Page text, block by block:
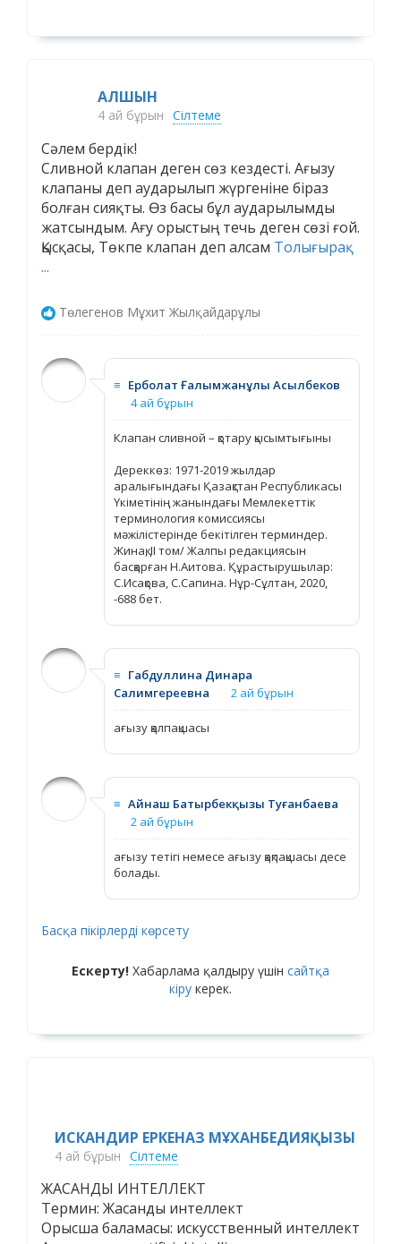
АЛШЫН
4 ай бұрын Сілтеме
Сәлем бердік!
Сливной клапан деген сөз кездесті. Ағызу
клапаны деп аударылып жүргеніне біраз
болған сияқты. Өз басы бұл аударылымды
жатсындым. Ағу орыстың течь деген сөзі ғой.
Қысқасы, Төкпе клапан деп алсам Толығырақ
...
Төлегенов Мұхит Жылқайдарұлы
≡ Ерболат Ғалымжанұлы Асылбеков
4 ай бұрын
Клапан сливной – қотару қысымтығыны
Дереккөз: 1971-2019 жылдар
аралығындағы Қазақстан Республикасы
Үкіметінің жанындағы Мемлекеттік
терминология комиссиясы
мәжілістерінде бекітілген терминдер.
Жинақ, ІІ том/ Жалпы редакциясын
басқарған Н.Аитова. Құрастырушылар:
С.Исақова, С.Сапина. Нұр-Сұлтан, 2020,
-688 бет.
≡ Габдуллина Динара
Салимгереевна
2 ай бұрын
ағызу қалпақшасы
≡ Айнаш Батырбекқызы Туғанбаева
2 ай бұрын
ағызу тетігі немесе ағызу қақпақшасы десе
болады.
Басқа пікірлерді көрсету
Ескерту! Хабарлама қалдыру үшін сайтқа
кіру керек.
ИСКАНДИР ЕРКЕНАЗ МҰХАНБЕДИЯҚЫЗЫ
4 ай бұрын Сілтеме
ЖАСАНДЫ ИНТЕЛЛЕКТ
Термин: Жасанды интеллект
Орысша баламасы: искусственный интеллект